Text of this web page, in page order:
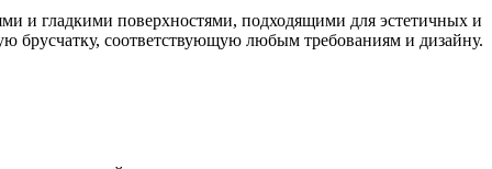
и гладкими поверхностями, подходящими для эстетичных и
брусчатку, соответствующую любым требованиям и дизайну.